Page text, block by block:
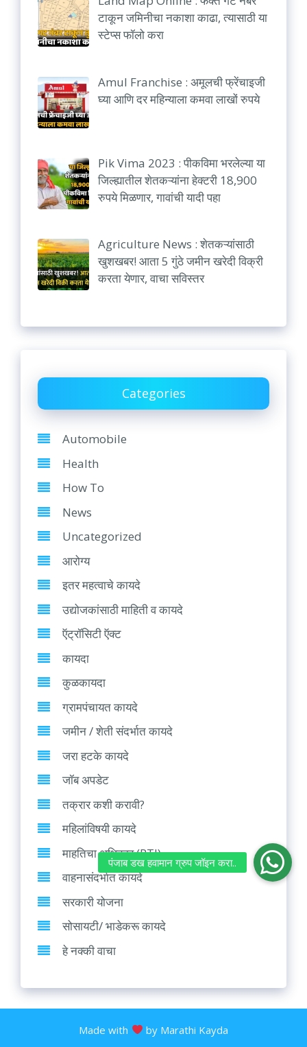
टाकून जमिनीचा नकाशा काढा, त्यासाठी या
स्टेप्स फॉलो करा
Amul Franchise : अमूलची फ्रेंचाइजी
घ्या आणि दर महिन्याला कमवा लाखों रुपये
Pik Vima 2023 : पीकविमा भरलेल्या या
जिल्ह्यातील शेतकऱ्यांना हेक्टरी 18,900
रुपये मिळणार, गावांची यादी पहा
Agriculture News : शेतकऱ्यांसाठी
खुशखबर! आता 5 गुंठे जमीन खरेदी विक्री
करता येणार, वाचा सविस्तर
Categories
Automobile
Health
How To
News
Uncategorized
आरोग्य
इतर महत्वाचे कायदे
उद्योजकांसाठी माहिती व कायदे
ऍट्रॉसिटी ऍक्ट
कायदा
कुळकायदा
ग्रामपंचायत कायदे
जमीन / शेती संदर्भात कायदे
जरा हटके कायदे
जॉब अपडेट
तक्रार कशी करावी?
महिलांविषयी कायदे
माहतिचा अधिकार (RTI)
वाहनासंदर्भात कायदे
सरकारी योजना
सोसायटी/ भाडेकरू कायदे
हे नक्की वाचा
Made with by Marathi Kayda